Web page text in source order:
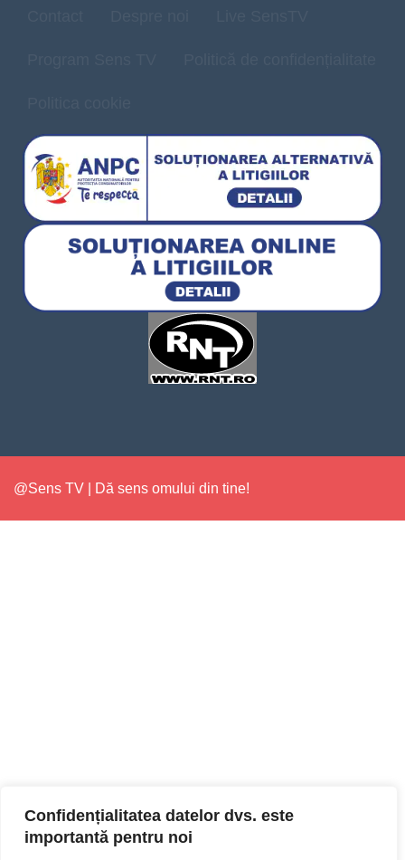
Confidențialitatea datelor dvs. este
importantă pentru noi
@Sens TV | Dă sens omului din tine!